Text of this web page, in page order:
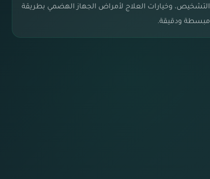
التشخيص، وخيارات العلاج لأمراض الجهاز الهضمي بطريقة
مبسطة ودقيقة.